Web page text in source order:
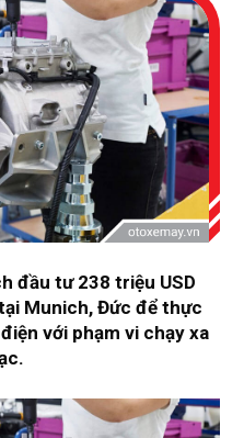
đầu tư 238 triệu USD
Munich, Đức để thực
với phạm vi chạy xa